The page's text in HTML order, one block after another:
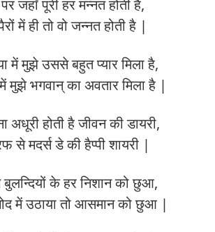
जहाँ पूरी हर मन्नत होती है,
में ही तो वो जन्नत होती है |
में मुझे उससे बहुत प्यार मिला है,
मुझे भगवान् का अवतार मिला है |
अधूरी होती है जीवन की डायरी,
से मदर्स डे की हैप्पी शायरी |
बुलन्दियों के हर निशान को छुआ,
में उठाया तो आसमान को छुआ |